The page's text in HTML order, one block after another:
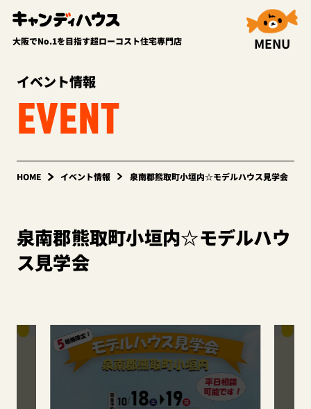
大阪でNo.1を目指す超ローコスト住宅専門店 MENU
イベント情報
EVENT
HOME イベント情報 泉南郡熊取町小垣内☆モデルハウス見学会
泉南郡熊取町小垣内☆モデルハウ
ス見学会